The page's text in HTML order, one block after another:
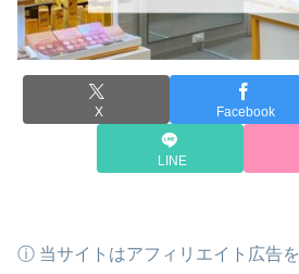
X Facebook
LINE
ⓘ 当サイトはアフィリエイト広告